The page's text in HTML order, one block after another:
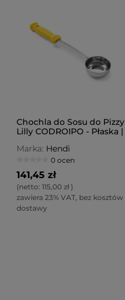
Chochla do Sosu do Pizzy
Lilly CODROIPO - Płaska |
Marka: Hendi
0 ocen
141,45 zł
(netto: 115,00 zł)
zawiera 23% VAT, bez kosztów
dostawy